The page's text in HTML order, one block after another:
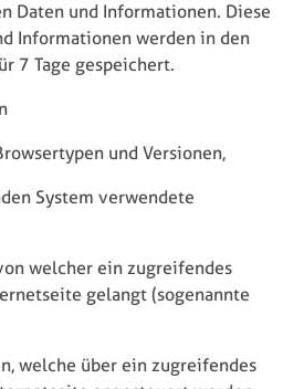
Daten und Informationen. Diese
Informationen werden in den
7 Tage gespeichert.
und Versionen,
System verwendete
welcher ein zugreifendes
gelangt (sogenannte
welche über ein zugreifendes